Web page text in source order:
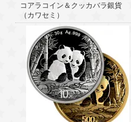
コアラコイン＆クッカバラ銀貨
（カワセミ）